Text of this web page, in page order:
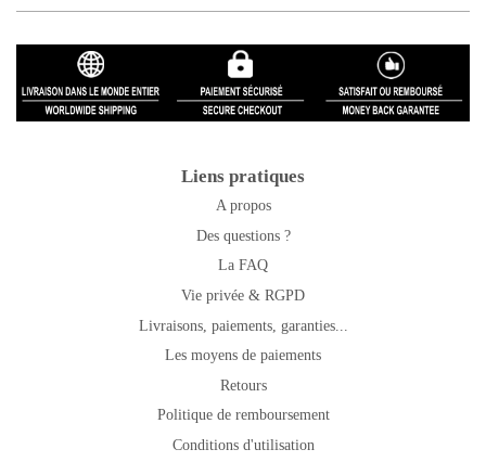
Liens pratiques
A propos
Des questions ?
La FAQ
Vie privée & RGPD
Livraisons, paiements, garanties...
Les moyens de paiements
Retours
Politique de remboursement
Conditions d'utilisation